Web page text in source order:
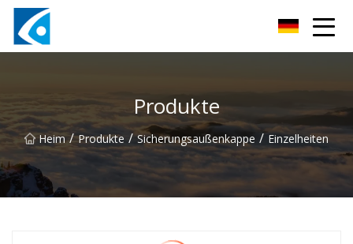
Produkte
Heim / Produkte / Sicherungsaußenkappe / Einzelheiten